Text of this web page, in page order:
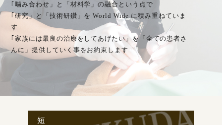
｢噛み合わせ」と「材料学」の融合という点で
｢研究」と「技術研鑽」を World Wide に積み重ねていま
す
｢家族には最良の治療をしてあげたい」を「全ての患者さ
んに」提供していく事をお約束します
｢噛み合わせ」と「材料学」の融合という点で
｢研究」と「技術研鑽」を World Wide に積み重ねていま
す
｢家族には最良の治療をしてあげたい」を「全ての患者さ
んに」提供していく事をお約束します
短